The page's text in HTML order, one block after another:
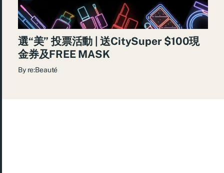
選“美” 投票活動 | 送CitySuper $100現
金券及FREE MASK
By re:Beauté